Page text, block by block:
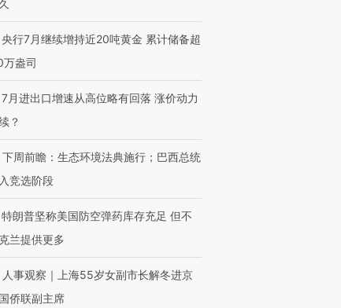
央行7月继续增持近20吨黄金 累计储备超
盎司
7月进出口增速从高位略有回落 涨价动力
？
下周前瞻：生态环境法典施行；巴西总统
竞选阶段
特朗普坚称美国防空弹药库存充足 但不
兰提供更多
人事观察｜上海55岁女副市长解冬进京
侨联副主席